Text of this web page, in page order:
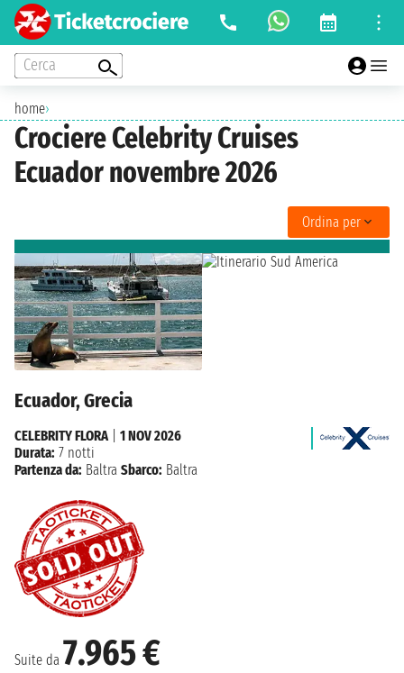
Cerca
home›
Crociere Celebrity Cruises
Ecuador novembre 2026
Ordina per
Ecuador, Grecia
Suite da 7.965 €
CELEBRITY FLORA
1 NOV 2026
Durata: 7 notti
Partenza da: Baltra Sbarco: Baltra